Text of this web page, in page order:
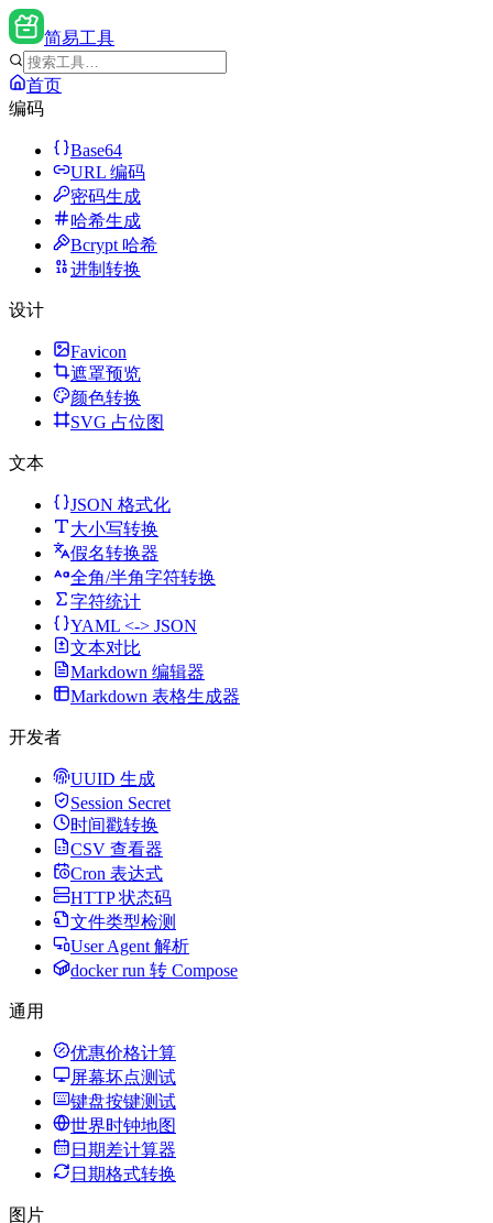
简易工具
首页
编码
Base64
URL 编码
密码生成
哈希生成
Bcrypt 哈希
进制转换
设计
Favicon
遮罩预览
颜色转换
SVG 占位图
文本
JSON 格式化
大小写转换
假名转换器
全角/半角字符转换
字符统计
YAML <-> JSON
文本对比
Markdown 编辑器
Markdown 表格生成器
开发者
UUID 生成
Session Secret
时间戳转换
CSV 查看器
Cron 表达式
HTTP 状态码
文件类型检测
User Agent 解析
docker run 转 Compose
通用
优惠价格计算
屏幕坏点测试
键盘按键测试
世界时钟地图
日期差计算器
日期格式转换
图片